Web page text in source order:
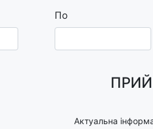
По
Актуальна